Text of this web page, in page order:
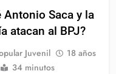
Antonio Saca y la
atacan al BPJ?
Juvenil
18 años
34 minutos